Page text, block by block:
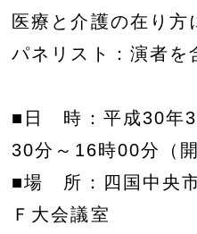
医療と介護の在り方
パネリスト：演者を
■日 時：平成30年3
30分～16時00分（
■場 所：四国中央
Ｆ大会議室